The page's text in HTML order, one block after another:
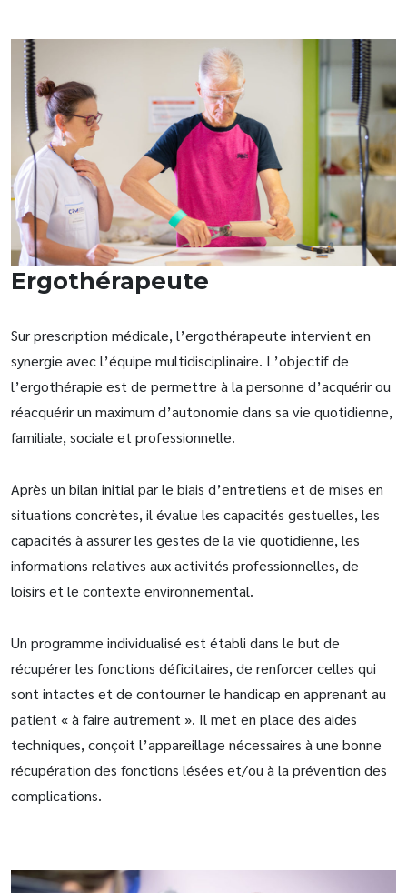
Ergothérapeute
Sur prescription médicale, l’ergothérapeute intervient en
synergie avec l’équipe multidisciplinaire. L’objectif de
l’ergothérapie est de permettre à la personne d’acquérir ou
réacquérir un maximum d’autonomie dans sa vie quotidienne,
familiale, sociale et professionnelle.
Après un bilan initial par le biais d’entretiens et de mises en
situations concrètes, il évalue les capacités gestuelles, les
capacités à assurer les gestes de la vie quotidienne, les
informations relatives aux activités professionnelles, de
loisirs et le contexte environnemental.
Un programme individualisé est établi dans le but de
récupérer les fonctions déficitaires, de renforcer celles qui
sont intactes et de contourner le handicap en apprenant au
patient « à faire autrement ». Il met en place des aides
techniques, conçoit l’appareillage nécessaires à une bonne
récupération des fonctions lésées et/ou à la prévention des
complications.